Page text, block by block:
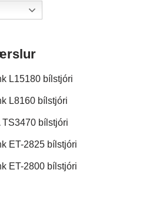
L15180 bílstjóri
L8160 bílstjóri
bílstjóri
ET-2825 bílstjóri
ET-2800 bílstjóri